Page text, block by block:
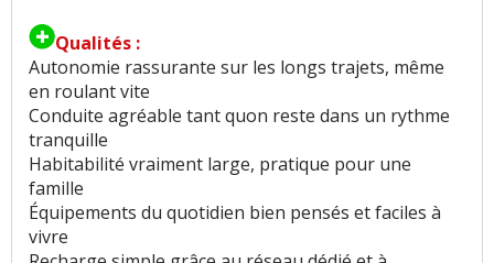
Qualités :
Autonomie rassurante sur les longs trajets, même
en roulant vite
Conduite agréable tant quon reste dans un rythme
tranquille
Habitabilité vraiment large, pratique pour une
famille
Équipements du quotidien bien pensés et faciles à
vivre